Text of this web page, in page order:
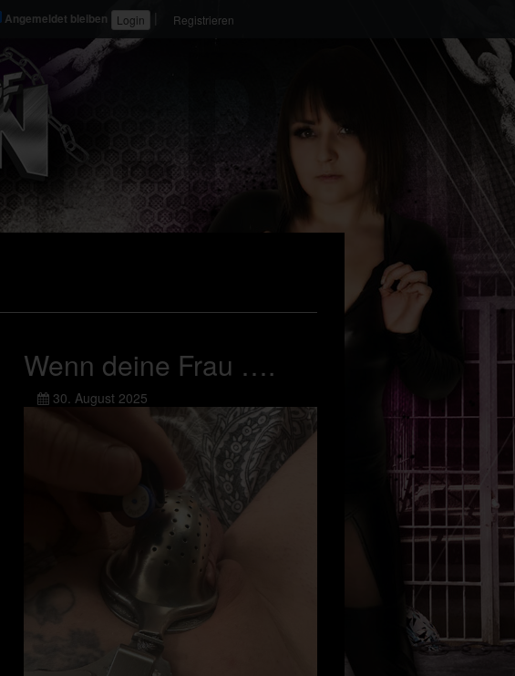
Angemeldet bleiben Registrieren
Wenn deine Frau ….
30. August 2025